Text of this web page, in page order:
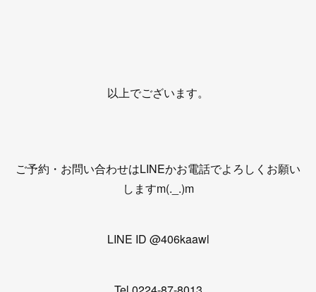
以上でございます。
ご予約・お問い合わせはLINEかお電話でよろしくお願い
しますm(._.)m
LINE ID @406kaawl